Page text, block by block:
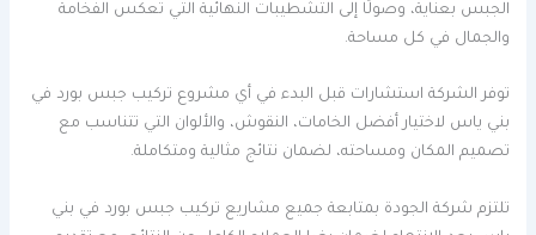
الجبس بعناية، وصولًا إلى التشطيبات النهائية التي تعكس الفخامة
والجمال في كل مساحة.
توفر الشركة استشارات قبل البدء في أي مشروع تركيب جبس بورد في
بني ياس لاختيار أفضل الخامات، النقوش، والألوان التي تتناسب مع
تصميم المكان ومساحته، لضمان نتائج مثالية ومتكاملة.
تلتزم شركة الجودة بمتابعة جميع مشاريع تركيب جبس بورد في بني